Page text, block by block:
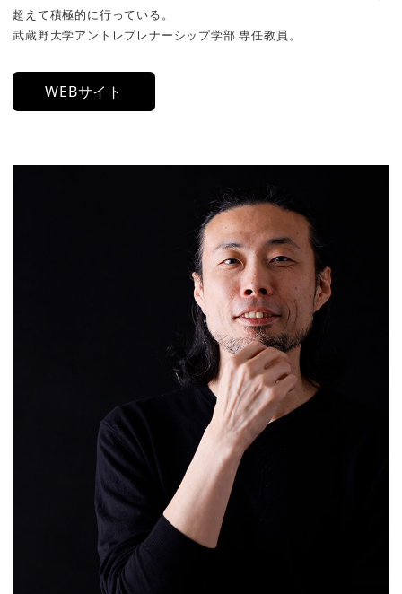
超えて積極的に行っている。
武蔵野大学アントレプレナーシップ学部 専任教員。
WEBサイト